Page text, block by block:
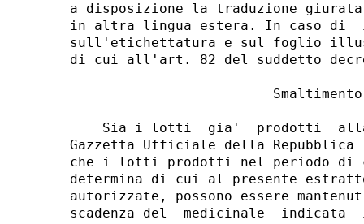
a disposizione la traduzione
in altra lingua estera. In caso di
sull'etichettatura e sul foglio
di cui all'art. 82 del suddetto
Sia i lotti  gia'  prodotti
Gazzetta Ufficiale della
che i lotti prodotti nel periodo di
determina di cui al presente
autorizzate, possono essere
scadenza del  medicinale